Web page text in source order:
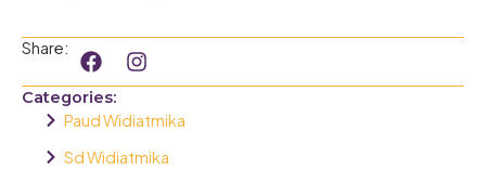
Share:
F
a
c
e
b
o
I
n
s
t
a
g
Categories:
Paud Widiatmika
Sd Widiatmika